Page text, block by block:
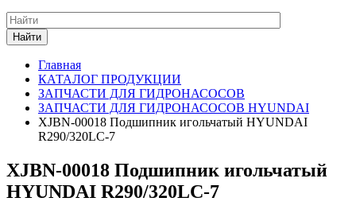
Найти
Главная
КАТАЛОГ ПРОДУКЦИИ
ЗАПЧАСТИ ДЛЯ ГИДРОНАСОСОВ
ЗАПЧАСТИ ДЛЯ ГИДРОНАСОСОВ HYUNDAI
XJBN-00018 Подшипник игольчатый HYUNDAI
R290/320LC-7
XJBN-00018 Подшипник игольчатый
HYUNDAI R290/320LC-7